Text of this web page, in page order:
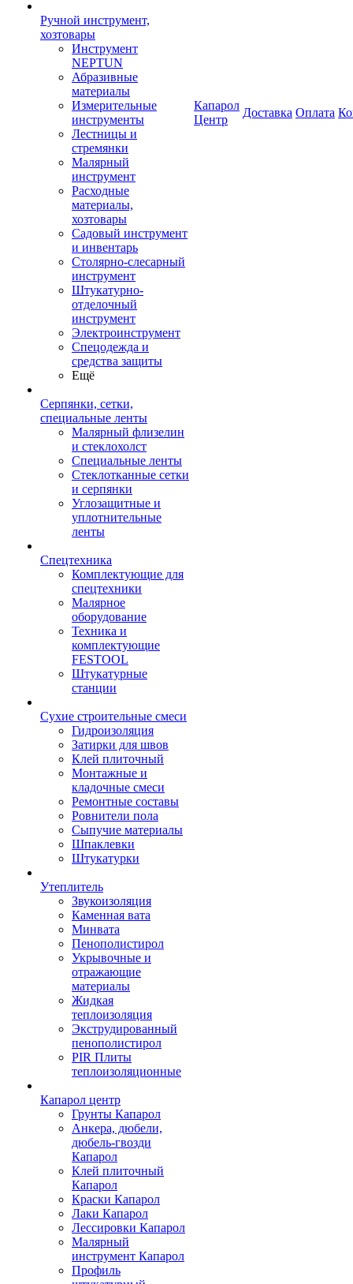
Ручной инструмент,
хозтовары
Инструмент
NEPTUN
Абразивные
материалы
Измерительные
инструменты
Лестницы и
стремянки
Малярный
инструмент
Расходные
материалы,
хозтовары
Садовый инструмент
и инвентарь
Столярно-слесарный
инструмент
Штукатурно-
отделочный
инструмент
Электроинструмент
Спецодежда и
средства защиты
Ещё
Серпянки, сетки,
специальные ленты
Малярный флизелин
и стеклохолст
Специальные ленты
Стеклотканные сетки
и серпянки
Углозащитные и
уплотнительные
ленты
Спецтехника
Комплектующие для
спецтехники
Малярное
оборудование
Техника и
комплектующие
FESTOOL
Штукатурные
станции
Сухие строительные смеси
Гидроизоляция
Затирки для швов
Клей плиточный
Монтажные и
кладочные смеси
Ремонтные составы
Ровнители пола
Сыпучие материалы
Шпаклевки
Штукатурки
Утеплитель
Звукоизоляция
Каменная вата
Минвата
Пенополистирол
Укрывочные и
отражающие
материалы
Жидкая
теплоизоляция
Экструдированный
пенополистирол
PIR Плиты
теплоизоляционные
Капарол центр
Грунты Капарол
Анкера, дюбели,
дюбель-гвозди
Капарол
Клей плиточный
Капарол
Краски Капарол
Лаки Капарол
Лессировки Капарол
Малярный
инструмент Капарол
Профиль
Капарол
Центр
Доставка Оплата